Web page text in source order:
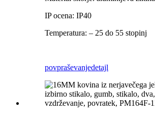
IP ocena: IP40
Temperatura: – 25 do 55 stopinj
povpraševanjedetajl